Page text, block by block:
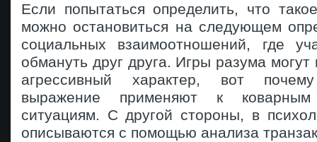
Если попытаться определить, что
можно остановиться на следующем
социальных взаимоотношений, где
обмануть друг друга. Игры разума могут
агрессивный характер, вот
выражение применяют к
ситуациям. С другой стороны, в
описываются с помощью анализа